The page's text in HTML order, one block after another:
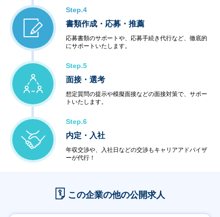
Step.4
書類作成・応募・推薦
応募書類のサポートや、応募手続き代行など、徹底的
にサポートいたします。
Step.5
面接・選考
想定質問の提示や模擬面接などの面接対策で、サポー
トいたします。
Step.6
内定・入社
年収交渉や、入社日などの交渉もキャリアアドバイザ
ーが代行！
この企業の他の公開求人